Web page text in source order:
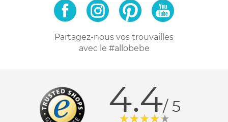
Partagez-nous vos trouvailles
avec le #allobebe
4.4/ 5